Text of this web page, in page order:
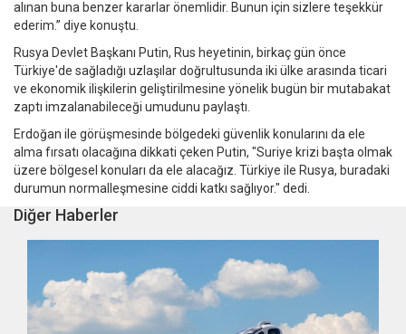
alınan buna benzer kararlar önemlidir. Bunun için sizlere teşekkür
ederim.” diye konuştu.
Rusya Devlet Başkanı Putin, Rus heyetinin, birkaç gün önce
Türkiye'de sağladığı uzlaşılar doğrultusunda iki ülke arasında ticari
ve ekonomik ilişkilerin geliştirilmesine yönelik bugün bir mutabakat
zaptı imzalanabileceği umudunu paylaştı.
Erdoğan ile görüşmesinde bölgedeki güvenlik konularını da ele
alma fırsatı olacağına dikkati çeken Putin, "Suriye krizi başta olmak
üzere bölgesel konuları da ele alacağız. Türkiye ile Rusya, buradaki
durumun normalleşmesine ciddi katkı sağlıyor." dedi.
Diğer Haberler